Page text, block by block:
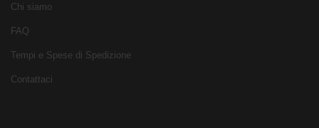
Chi siamo
FAQ
Tempi e Spese di Spedizione
Contattaci